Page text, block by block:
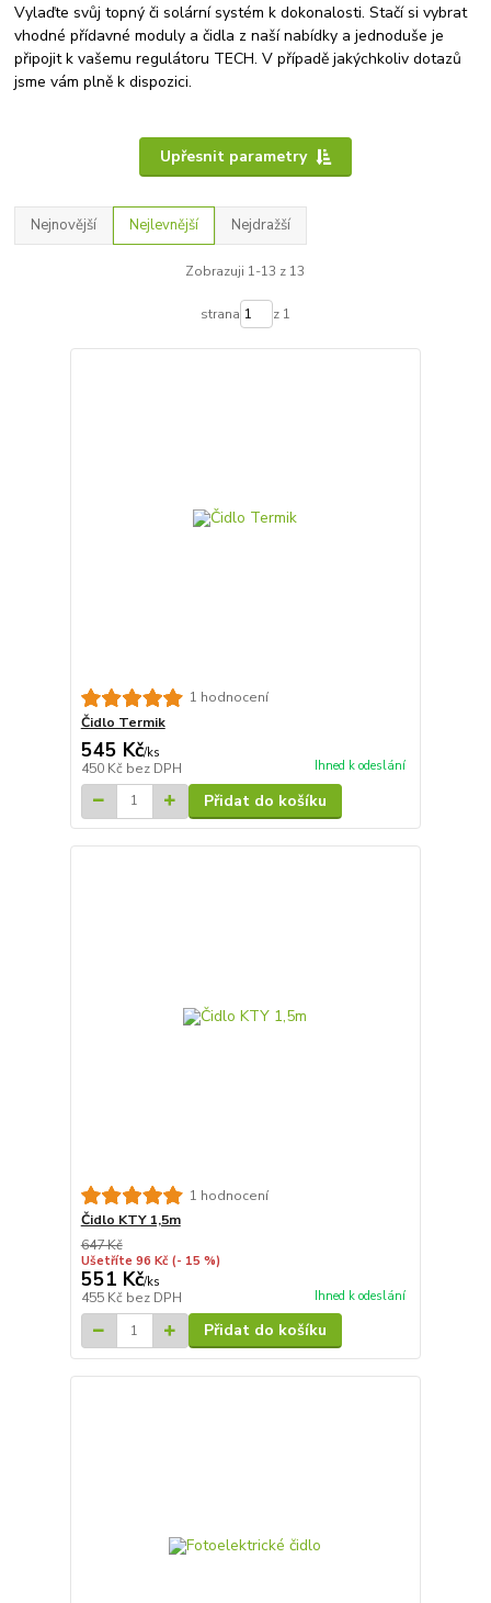
Vylaďte svůj topný či solární systém k dokonalosti. Stačí si vybrat
vhodné přídavné moduly a čidla z naší nabídky a jednoduše je
připojit k vašemu regulátoru TECH. V případě jakýchkoliv dotazů
jsme vám plně k dispozici.
Upřesnit parametry
Nejnovější Nejlevnější Nejdražší
Zobrazuji 1-13 z 13
strana z 1
1 hodnocení
Čidlo Termik
545 Kč/ks
450 Kč bez DPH Ihned k odeslání
Přidat do košíku
1 hodnocení
Čidlo KTY 1,5m
647 Kč
Ušetříte 96 Kč (- 15 %)
551 Kč/ks
455 Kč bez DPH Ihned k odeslání
Přidat do košíku